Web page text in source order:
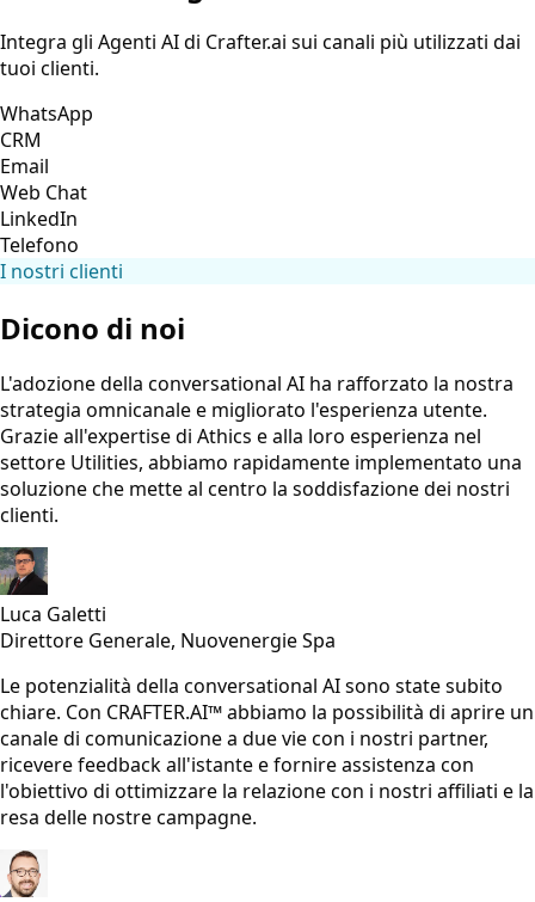
Integra gli Agenti AI di Crafter.ai sui canali più utilizzati dai
tuoi clienti.
WhatsApp
CRM
Email
Web Chat
LinkedIn
Telefono
I nostri clienti
Dicono di noi
L'adozione della conversational AI ha rafforzato la nostra
strategia omnicanale e migliorato l'esperienza utente.
Grazie all'expertise di Athics e alla loro esperienza nel
settore Utilities, abbiamo rapidamente implementato una
soluzione che mette al centro la soddisfazione dei nostri
clienti.
Luca Galetti
Direttore Generale, Nuovenergie Spa
Le potenzialità della conversational AI sono state subito
chiare. Con CRAFTER.AI™ abbiamo la possibilità di aprire un
canale di comunicazione a due vie con i nostri partner,
ricevere feedback all'istante e fornire assistenza con
l'obiettivo di ottimizzare la relazione con i nostri affiliati e la
resa delle nostre campagne.